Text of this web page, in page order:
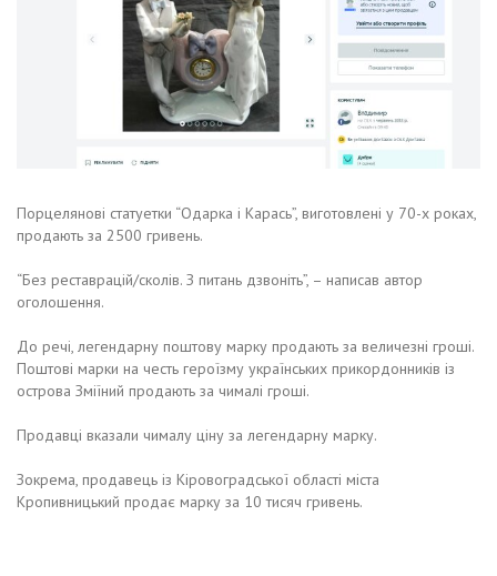
Порцелянові статуетки “Одарка і Карась”, виготовлені у 70-х роках,
продають за 2500 гривень.
“Без реставрацій/сколів. З питань дзвоніть”, – написав автор
оголошення.
До речі, легендарну поштову марку продають за величезні гроші.
Поштові марки на честь героїзму українських прикордонників із
острова Зміїний продають за чималі гроші.
Продавці вказали чималу ціну за легендарну марку.
Зокрема, продавець із Кіровоградської області міста
Кропивницький продає марку за 10 тисяч гривень.